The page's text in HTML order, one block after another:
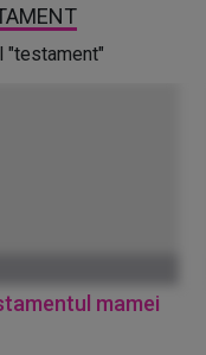
"testament"
mamei